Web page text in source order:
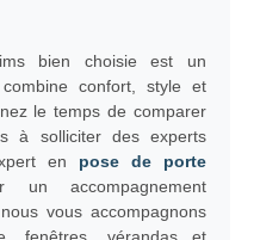
bien choisie est un
confort, style et
le temps de comparer
à solliciter des experts
en pose de porte
accompagnement
vous accompagnons